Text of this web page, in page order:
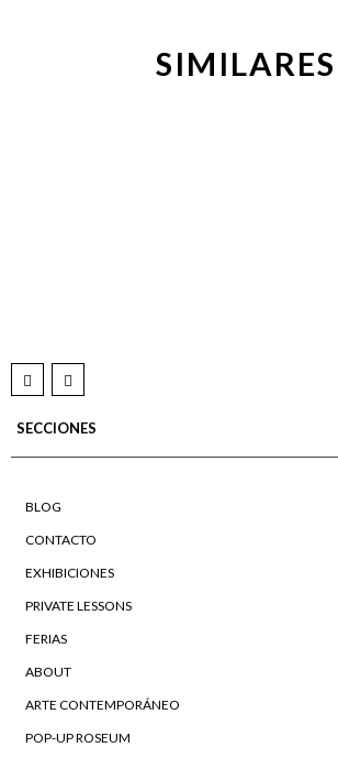
SIMILARES
SECCIONES
BLOG
CONTACTO
EXHIBICIONES
PRIVATE LESSONS
FERIAS
ABOUT
ARTE CONTEMPORÁNEO
POP-UP ROSEUM